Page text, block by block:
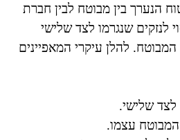
הנערך בין מבוטח לבין חברת
לנזקים שנגרמו לצד שלישי
להלן עיקרי המאפיינים
לצד שלישי.
המבוטח עצמו.